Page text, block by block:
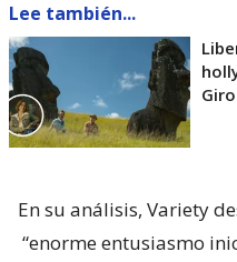
Lee también...
En su análisis, Variety
“enorme entusiasmo